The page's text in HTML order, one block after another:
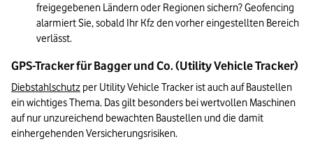
freigegebenen Ländern oder Regionen sichern? Geofencing
alarmiert Sie, sobald Ihr Kfz den vorher eingestellten Bereich
verlässt.
GPS-Tracker für Bagger und Co. (Utility Vehicle Tracker)
Diebstahlschutz per Utility Vehicle Tracker ist auch auf Baustellen
ein wichtiges Thema. Das gilt besonders bei wertvollen Maschinen
auf nur unzureichend bewachten Baustellen und die damit
einhergehenden Versicherungsrisiken.